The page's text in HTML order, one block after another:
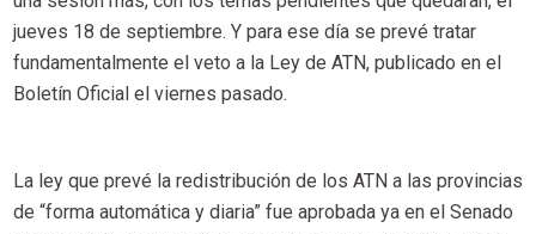
jueves 18 de septiembre. Y para ese día se prevé tratar
fundamentalmente el veto a la Ley de ATN, publicado en el
Boletín Oficial el viernes pasado.
La ley que prevé la redistribución de los ATN a las provincias
de “forma automática y diaria” fue aprobada ya en el Senado